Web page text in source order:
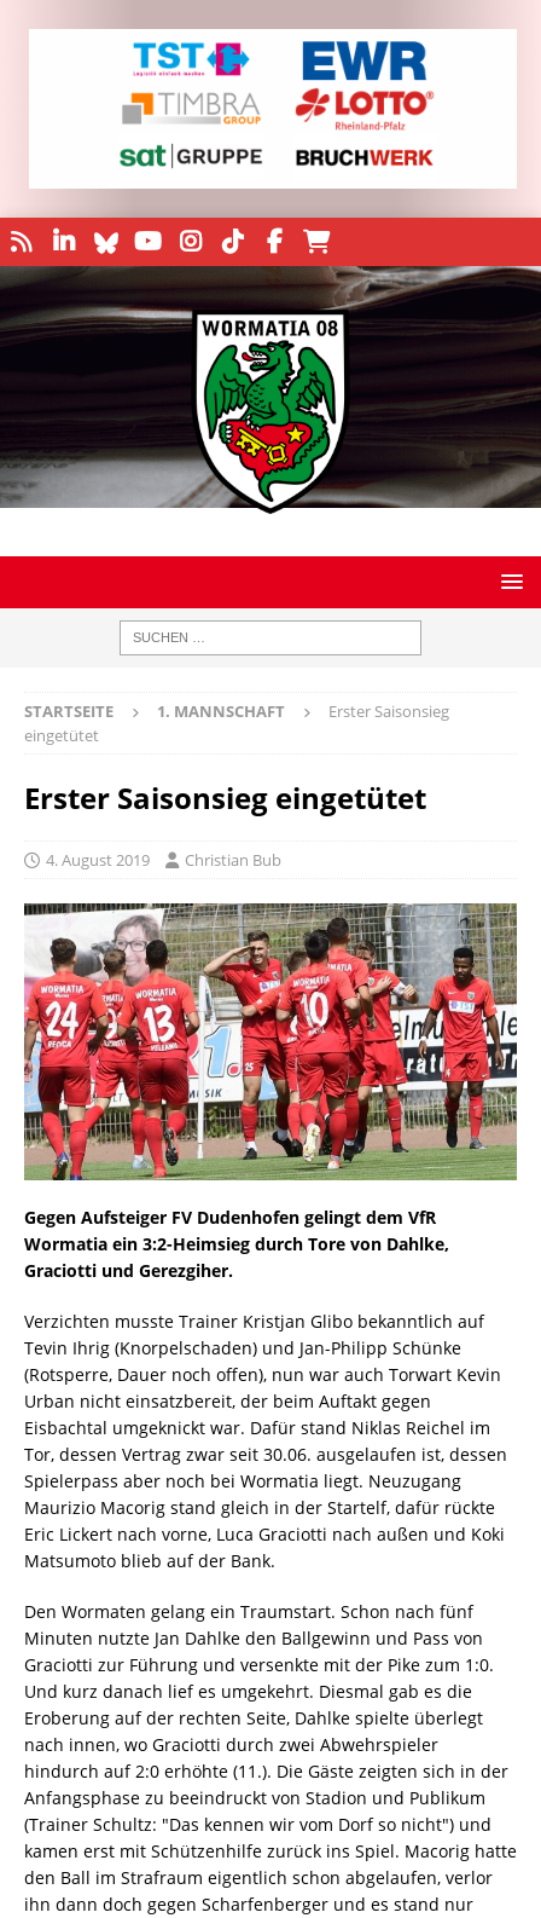
STARTSEITE 1. MANNSCHAFT
Erster Saisonsieg
eingetütet
Erster Saisonsieg eingetütet
4. August 2019 Christian Bub
Gegen Aufsteiger FV Dudenhofen gelingt dem VfR
Wormatia ein 3:2-Heimsieg durch Tore von Dahlke,
Graciotti und Gerezgiher.
Verzichten musste Trainer Kristjan Glibo bekanntlich auf
Tevin Ihrig (Knorpelschaden) und Jan-Philipp Schünke
(Rotsperre, Dauer noch offen), nun war auch Torwart Kevin
Urban nicht einsatzbereit, der beim Auftakt gegen
Eisbachtal umgeknickt war. Dafür stand Niklas Reichel im
Tor, dessen Vertrag zwar seit 30.06. ausgelaufen ist, dessen
Spielerpass aber noch bei Wormatia liegt. Neuzugang
Maurizio Macorig stand gleich in der Startelf, dafür rückte
Eric Lickert nach vorne, Luca Graciotti nach außen und Koki
Matsumoto blieb auf der Bank.
Den Wormaten gelang ein Traumstart. Schon nach fünf
Minuten nutzte Jan Dahlke den Ballgewinn und Pass von
Graciotti zur Führung und versenkte mit der Pike zum 1:0.
Und kurz danach lief es umgekehrt. Diesmal gab es die
Eroberung auf der rechten Seite, Dahlke spielte überlegt
nach innen, wo Graciotti durch zwei Abwehrspieler
hindurch auf 2:0 erhöhte (11.). Die Gäste zeigten sich in der
Anfangsphase zu beeindruckt von Stadion und Publikum
(Trainer Schultz: "Das kennen wir vom Dorf so nicht") und
kamen erst mit Schützenhilfe zurück ins Spiel. Macorig hatte
den Ball im Strafraum eigentlich schon abgelaufen, verlor
ihn dann doch gegen Scharfenberger und es stand nur